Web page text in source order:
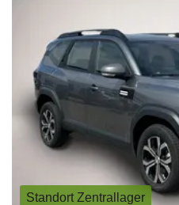
Standort Zentrallager